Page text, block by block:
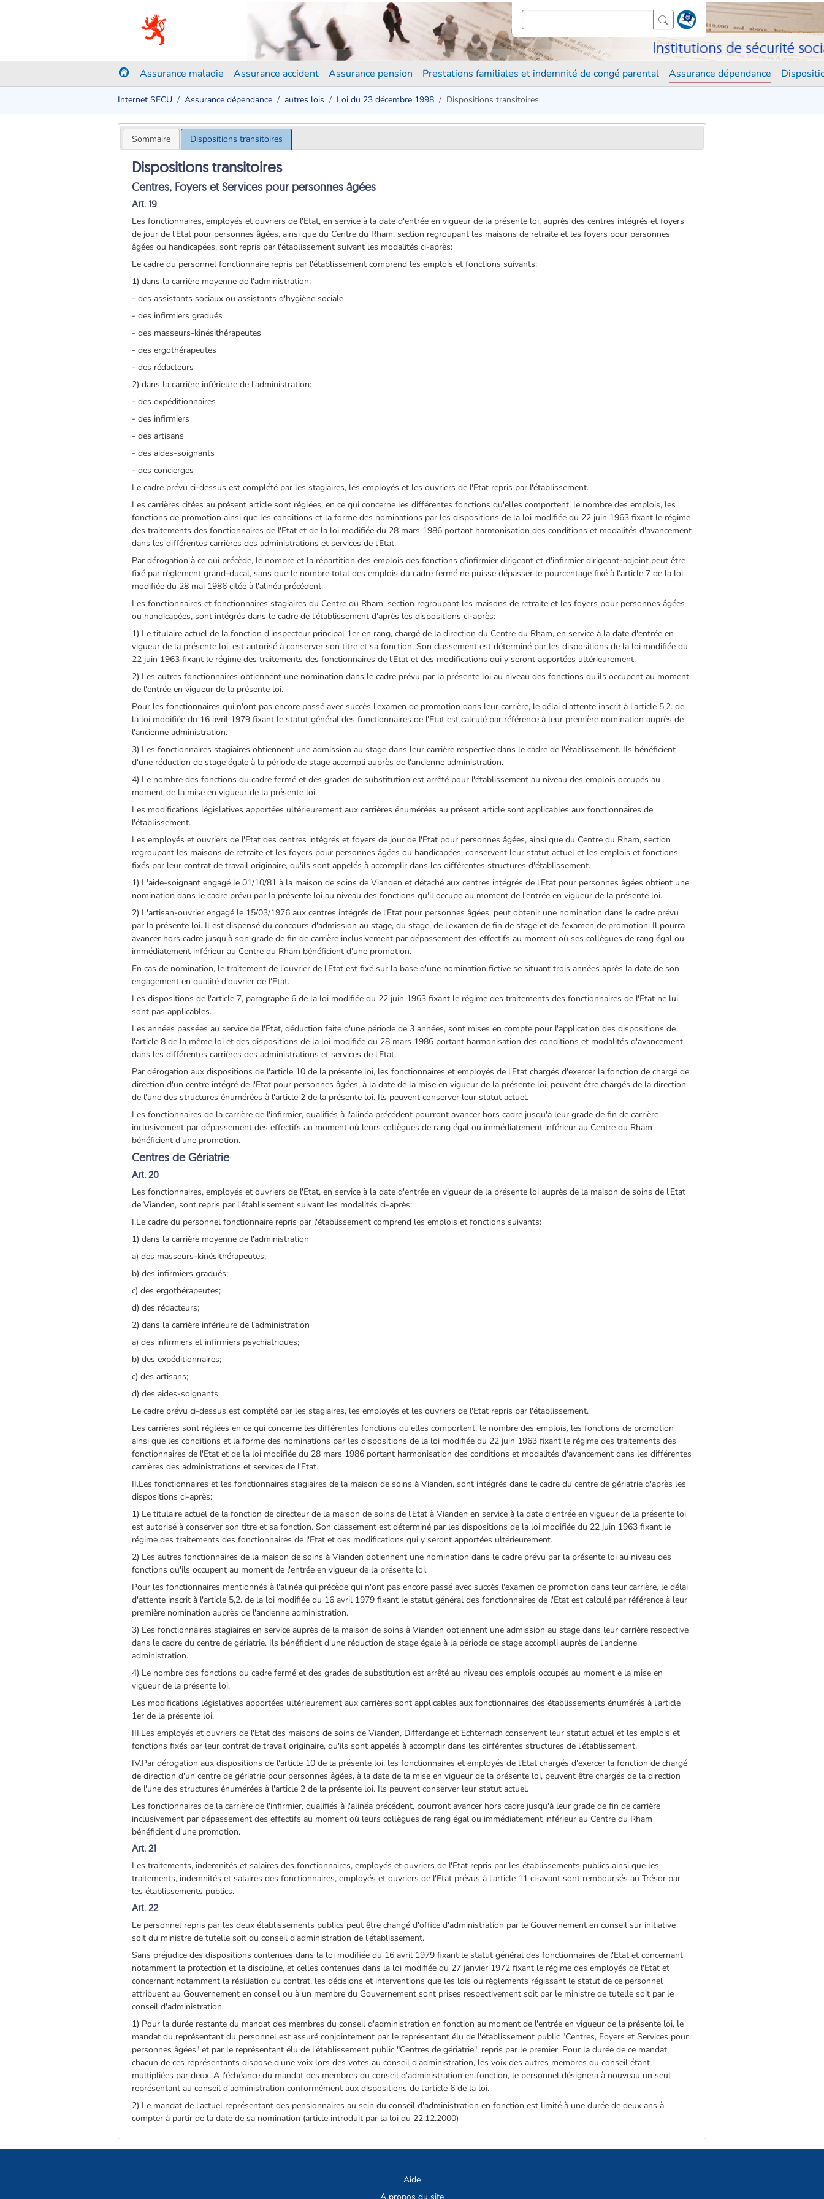
Assurance maladie Assurance accident Assurance pension Prestations familiales et indemnité de congé parental Assurance dépendance
Internet SECU Assurance dépendance autres lois Loi du 23 décembre 1998 Dispositions transitoires
Sommaire Dispositions transitoires
Dispositions transitoires
Centres, Foyers et Services pour personnes âgées
Art. 19
Les fonctionnaires, employés et ouvriers de l'Etat, en service à la date d'entrée en vigueur de la présente loi, auprès des centres intégrés et foyers
de jour de l'Etat pour personnes âgées, ainsi que du Centre du Rham, section regroupant les maisons de retraite et les foyers pour personnes
âgées ou handicapées, sont repris par l'établissement suivant les modalités ci-après:
Le cadre du personnel fonctionnaire repris par l'établissement comprend les emplois et fonctions suivants:
1) dans la carrière moyenne de l'administration:
- des assistants sociaux ou assistants d'hygiène sociale
- des infirmiers gradués
- des masseurs-kinésithérapeutes
- des ergothérapeutes
- des rédacteurs
2) dans la carrière inférieure de l'administration:
- des expéditionnaires
- des infirmiers
- des artisans
- des aides-soignants
- des concierges
Le cadre prévu ci-dessus est complété par les stagiaires, les employés et les ouvriers de l'Etat repris par l'établissement.
Les carrières citées au présent article sont réglées, en ce qui concerne les différentes fonctions qu'elles comportent, le nombre des emplois, les
fonctions de promotion ainsi que les conditions et la forme des nominations par les dispositions de la loi modifiée du 22 juin 1963 fixant le régime
des traitements des fonctionnaires de l'Etat et de la loi modifiée du 28 mars 1986 portant harmonisation des conditions et modalités d'avancement
dans les différentes carrières des administrations et services de l'Etat.
Par dérogation à ce qui précède, le nombre et la répartition des emplois des fonctions d'infirmier dirigeant et d'infirmier dirigeant-adjoint peut être
fixé par règlement grand-ducal, sans que le nombre total des emplois du cadre fermé ne puisse dépasser le pourcentage fixé à l'article 7 de la loi
modifiée du 28 mai 1986 citée à l'alinéa précédent.
Les fonctionnaires et fonctionnaires stagiaires du Centre du Rham, section regroupant les maisons de retraite et les foyers pour personnes âgées
ou handicapées, sont intégrés dans le cadre de l'établissement d'après les dispositions ci-après:
1) Le titulaire actuel de la fonction d'inspecteur principal 1er en rang, chargé de la direction du Centre du Rham, en service à la date d'entrée en
vigueur de la présente loi, est autorisé à conserver son titre et sa fonction. Son classement est déterminé par les dispositions de la loi modifiée du
22 juin 1963 fixant le régime des traitements des fonctionnaires de l'Etat et des modifications qui y seront apportées ultérieurement.
2) Les autres fonctionnaires obtiennent une nomination dans le cadre prévu par la présente loi au niveau des fonctions qu'ils occupent au moment
de l'entrée en vigueur de la présente loi.
Pour les fonctionnaires qui n'ont pas encore passé avec succès l'examen de promotion dans leur carrière, le délai d'attente inscrit à l'article 5,2. de
la loi modifiée du 16 avril 1979 fixant le statut général des fonctionnaires de l'Etat est calculé par référence à leur première nomination auprès de
l'ancienne administration.
3) Les fonctionnaires stagiaires obtiennent une admission au stage dans leur carrière respective dans le cadre de l'établissement. Ils bénéficient
d'une réduction de stage égale à la période de stage accompli auprès de l'ancienne administration.
4) Le nombre des fonctions du cadre fermé et des grades de substitution est arrêté pour l'établissement au niveau des emplois occupés au
moment de la mise en vigueur de la présente loi.
Les modifications législatives apportées ultérieurement aux carrières énumérées au présent article sont applicables aux fonctionnaires de
l'établissement.
Les employés et ouvriers de l'Etat des centres intégrés et foyers de jour de l'Etat pour personnes âgées, ainsi que du Centre du Rham, section
regroupant les maisons de retraite et les foyers pour personnes âgées ou handicapées, conservent leur statut actuel et les emplois et fonctions
fixés par leur contrat de travail originaire, qu'ils sont appelés à accomplir dans les différentes structures d'établissement.
1) L'aide-soignant engagé le 01/10/81 à la maison de soins de Vianden et détaché aux centres intégrés de l'Etat pour personnes âgées obtient une
nomination dans le cadre prévu par la présente loi au niveau des fonctions qu'il occupe au moment de l'entrée en vigueur de la présente loi.
2) L'artisan-ouvrier engagé le 15/03/1976 aux centres intégrés de l'Etat pour personnes âgées, peut obtenir une nomination dans le cadre prévu
par la présente loi. Il est dispensé du concours d'admission au stage, du stage, de l'examen de fin de stage et de l'examen de promotion. Il pourra
avancer hors cadre jusqu'à son grade de fin de carrière inclusivement par dépassement des effectifs au moment où ses collègues de rang égal ou
immédiatement inférieur au Centre du Rham bénéficient d'une promotion.
En cas de nomination, le traitement de l'ouvrier de l'Etat est fixé sur la base d'une nomination fictive se situant trois années après la date de son
engagement en qualité d'ouvrier de l'Etat.
Les dispositions de l'article 7, paragraphe 6 de la loi modifiée du 22 juin 1963 fixant le régime des traitements des fonctionnaires de l'Etat ne lui
sont pas applicables.
Les années passées au service de l'Etat, déduction faite d'une période de 3 années, sont mises en compte pour l'application des dispositions de
l'article 8 de la même loi et des dispositions de la loi modifiée du 28 mars 1986 portant harmonisation des conditions et modalités d'avancement
dans les différentes carrières des administrations et services de l'Etat.
Par dérogation aux dispositions de l'article 10 de la présente loi, les fonctionnaires et employés de l'Etat chargés d'exercer la fonction de chargé de
direction d'un centre intégré de l'Etat pour personnes âgées, à la date de la mise en vigueur de la présente loi, peuvent être chargés de la direction
de l'une des structures énumérées à l'article 2 de la présente loi. Ils peuvent conserver leur statut actuel.
Les fonctionnaires de la carrière de l'infirmier, qualifiés à l'alinéa précédent pourront avancer hors cadre jusqu'à leur grade de fin de carrière
inclusivement par dépassement des effectifs au moment où leurs collègues de rang égal ou immédiatement inférieur au Centre du Rham
bénéficient d'une promotion.
Centres de Gériatrie
Art. 20
Les fonctionnaires, employés et ouvriers de l'Etat, en service à la date d'entrée en vigueur de la présente loi auprès de la maison de soins de l'Etat
de Vianden, sont repris par l'établissement suivant les modalités ci-après:
I.Le cadre du personnel fonctionnaire repris par l'établissement comprend les emplois et fonctions suivants:
1) dans la carrière moyenne de l'administration
a) des masseurs-kinésithérapeutes;
b) des infirmiers gradués;
c) des ergothérapeutes;
d) des rédacteurs;
2) dans la carrière inférieure de l'administration
a) des infirmiers et infirmiers psychiatriques;
b) des expéditionnaires;
c) des artisans;
d) des aides-soignants.
Le cadre prévu ci-dessus est complété par les stagiaires, les employés et les ouvriers de l'Etat repris par l'établissement.
Les carrières sont réglées en ce qui concerne les différentes fonctions qu'elles comportent, le nombre des emplois, les fonctions de promotion
ainsi que les conditions et la forme des nominations par les dispositions de la loi modifiée du 22 juin 1963 fixant le régime des traitements des
fonctionnaires de l'Etat et de la loi modifiée du 28 mars 1986 portant harmonisation des conditions et modalités d'avancement dans les différentes
carrières des administrations et services de l'Etat.
II.Les fonctionnaires et les fonctionnaires stagiaires de la maison de soins à Vianden, sont intégrés dans le cadre du centre de gériatrie d'après les
dispositions ci-après:
1) Le titulaire actuel de la fonction de directeur de la maison de soins de l'Etat à Vianden en service à la date d'entrée en vigueur de la présente loi
est autorisé à conserver son titre et sa fonction. Son classement est déterminé par les dispositions de la loi modifiée du 22 juin 1963 fixant le
régime des traitements des fonctionnaires de l'Etat et des modifications qui y seront apportées ultérieurement.
2) Les autres fonctionnaires de la maison de soins à Vianden obtiennent une nomination dans le cadre prévu par la présente loi au niveau des
fonctions qu'ils occupent au moment de l'entrée en vigueur de la présente loi.
Pour les fonctionnaires mentionnés à l'alinéa qui précède qui n'ont pas encore passé avec succès l'examen de promotion dans leur carrière, le délai
d'attente inscrit à l'article 5,2. de la loi modifiée du 16 avril 1979 fixant le statut général des fonctionnaires de l'Etat est calculé par référence à leur
première nomination auprès de l'ancienne administration.
3) Les fonctionnaires stagiaires en service auprès de la maison de soins à Vianden obtiennent une admission au stage dans leur carrière respective
dans le cadre du centre de gériatrie. Ils bénéficient d'une réduction de stage égale à la période de stage accompli auprès de l'ancienne
administration.
4) Le nombre des fonctions du cadre fermé et des grades de substitution est arrêté au niveau des emplois occupés au moment e la mise en
vigueur de la présente loi.
Les modifications législatives apportées ultérieurement aux carrières sont applicables aux fonctionnaires des établissements énumérés à l'article
1er de la présente loi.
III.Les employés et ouvriers de l'Etat des maisons de soins de Vianden, Differdange et Echternach conservent leur statut actuel et les emplois et
fonctions fixés par leur contrat de travail originaire, qu'ils sont appelés à accomplir dans les différentes structures de l'établissement.
IV.Par dérogation aux dispositions de l'article 10 de la présente loi, les fonctionnaires et employés de l'Etat chargés d'exercer la fonction de chargé
de direction d'un centre de gériatrie pour personnes âgées, à la date de la mise en vigueur de la présente loi, peuvent être chargés de la direction
de l'une des structures énumérées à l'article 2 de la présente loi. Ils peuvent conserver leur statut actuel.
Les fonctionnaires de la carrière de l'infirmier, qualifiés à l'alinéa précédent, pourront avancer hors cadre jusqu'à leur grade de fin de carrière
inclusivement par dépassement des effectifs au moment où leurs collègues de rang égal ou immédiatement inférieur au Centre du Rham
bénéficient d'une promotion.
Art. 21
Les traitements, indemnités et salaires des fonctionnaires, employés et ouvriers de l'Etat repris par les établissements publics ainsi que les
traitements, indemnités et salaires des fonctionnaires, employés et ouvriers de l'Etat prévus à l'article 11 ci-avant sont remboursés au Trésor par
les établissements publics.
Art. 22
Le personnel repris par les deux établissements publics peut être changé d'office d'administration par le Gouvernement en conseil sur initiative
soit du ministre de tutelle soit du conseil d'administration de l'établissement.
Sans préjudice des dispositions contenues dans la loi modifiée du 16 avril 1979 fixant le statut général des fonctionnaires de l'Etat et concernant
notamment la protection et la discipline, et celles contenues dans la loi modifiée du 27 janvier 1972 fixant le régime des employés de l'Etat et
concernant notamment la résiliation du contrat, les décisions et interventions que les lois ou règlements régissant le statut de ce personnel
attribuent au Gouvernement en conseil ou à un membre du Gouvernement sont prises respectivement soit par le ministre de tutelle soit par le
conseil d'administration.
1) Pour la durée restante du mandat des membres du conseil d'administration en fonction au moment de l'entrée en vigueur de la présente loi, le
mandat du représentant du personnel est assuré conjointement par le représentant élu de l'établissement public "Centres, Foyers et Services pour
personnes âgées" et par le représentant élu de l'établissement public "Centres de gériatrie", repris par le premier. Pour la durée de ce mandat,
chacun de ces représentants dispose d'une voix lors des votes au conseil d'administration, les voix des autres membres du conseil étant
multipliées par deux. A l'échéance du mandat des membres du conseil d'administration en fonction, le personnel désignera à nouveau un seul
représentant au conseil d'administration conformément aux dispositions de l'article 6 de la loi.
2) Le mandat de l'actuel représentant des pensionnaires au sein du conseil d'administration en fonction est limité à une durée de deux ans à
compter à partir de la date de sa nomination (article introduit par la loi du 22.12.2000)
Aide